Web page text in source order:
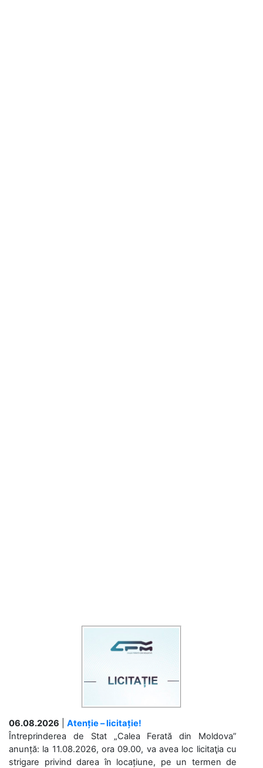
06.08.2026
Atenție – licitație!
Întreprinderea de Stat „Calea Ferată din Moldova”
anunță: la 11.08.2026, ora 09.00, va avea loc licitaţia cu
strigare privind darea în locațiune, pe un termen de